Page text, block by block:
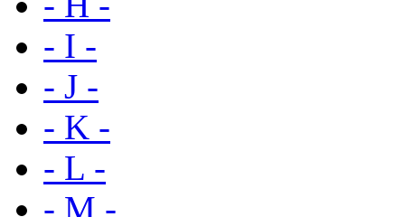
- I -
- J -
- K -
- L -
- M -